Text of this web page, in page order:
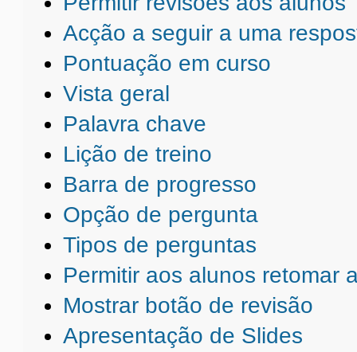
Acção a seguir a uma
Pontuação em curso
Vista geral
Palavra chave
Lição de treino
Barra de progresso
Opção de pergunta
Tipos de perguntas
Permitir aos alunos retomar
Mostrar botão de revisão
Apresentação de Slides